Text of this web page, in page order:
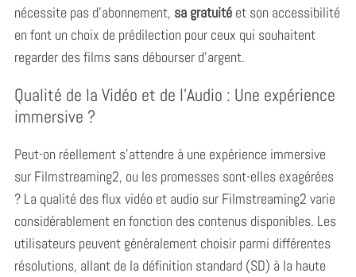
nécessite pas d’abonnement, sa gratuitéet son accessibilité
en font un choix de prédilection pour ceux qui souhaitent
regarder des films sans débourser d’argent.
Qualité de la Vidéo et de l’Audio : Une expérience
immersive ?
Peut-on réellement s’attendre à une expérience immersive
sur Filmstreaming2, ou les promesses sont-elles exagérées
? La qualité des flux vidéo et audio sur Filmstreaming2 varie
considérablement en fonction des contenus disponibles. Les
utilisateurs peuvent généralement choisir parmi différentes
résolutions, allant de la définition standard (SD) à la haute